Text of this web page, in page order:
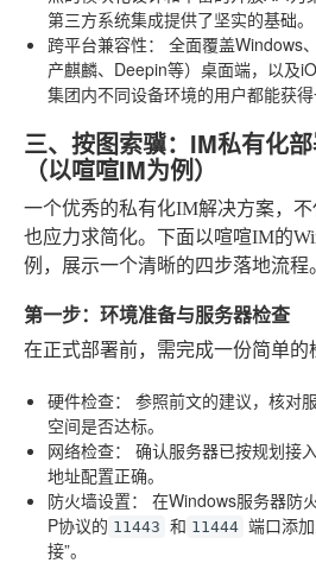
第三方系统集成提供了坚实的基础。
跨平台兼容性：
全面覆盖Windows
产麒麟、Deepin等）桌面端，以及
集团内不同设备环境的用户都能获得
三、按图索骥：IM私有化
（以喧喧IM为例）
一个优秀的私有化IM解决方案，
也应力求简化。下面以喧喧IM的
例，展示一个清晰的四步落地流程
第一步：环境准备与服务器检查
在正式部署前，需完成一份简单的
硬件检查：
参照前文的建议，核对
空间是否达标。
网络检查：
确认服务器已按规划接
地址配置正确。
防火墙设置：
在Windows服务器防
P协议的 11443 和 11444 端口添
接”。